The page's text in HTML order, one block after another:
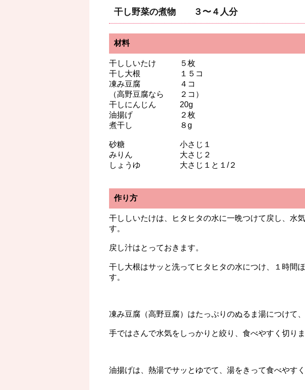
干し野菜の煮物 ３〜４人分
材料
干ししいたけ ５枚
干し大根 １５コ
凍み豆腐 ４コ
（高野豆腐なら ２コ）
干しにんじん 20g
油揚げ ２枚
煮干し ８g
砂糖 小さじ１
みりん 大さじ２
しょうゆ 大さじ１と１/２
作り方
干ししいたけは、ヒタヒタの水に一晩つけて戻し、水
す。
戻し汁はとっておきます。
干し大根はサッと洗ってヒタヒタの水につけ、１時間
す。
凍み豆腐（高野豆腐）はたっぷりのぬるま湯につけて、
手ではさんで水気をしっかりと絞り、食べやすく切りま
油揚げは、熱湯でサッとゆでて、湯をきって食べやすく